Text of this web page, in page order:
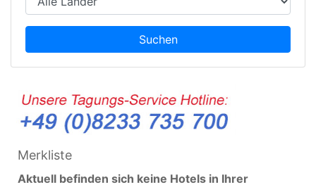
Suchen
Merkliste
Aktuell befinden sich keine Hotels in Ihrer